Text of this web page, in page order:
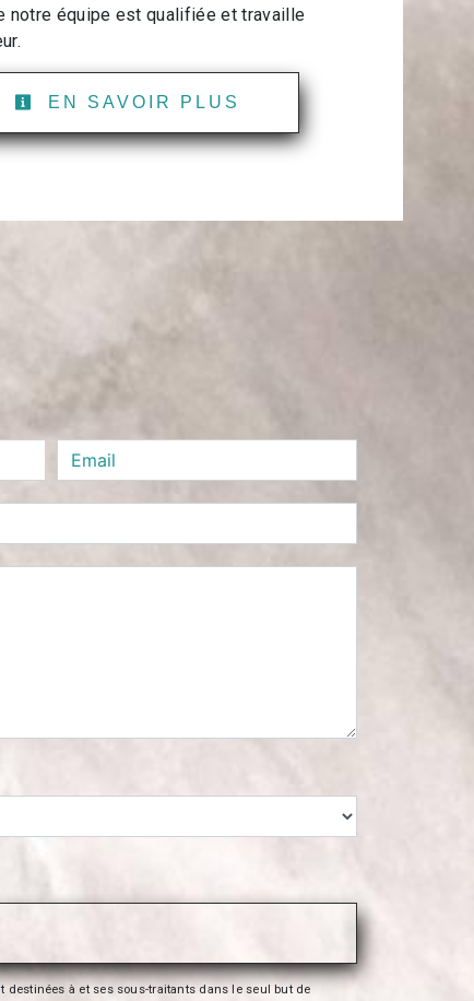
notre équipe est qualifiée et travaille
EN SAVOIR PLUS
à et ses sous-traitants dans le seul but de